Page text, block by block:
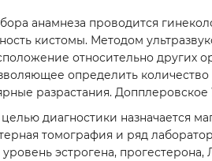
анамнеза проводится
кистомы. Методом
относительно других
определить
разрастания.
диагностики назначается
томография и ряд
уровень эстрогена, прогестерона,